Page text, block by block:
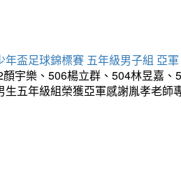
盃足球錦標賽 五年級男子組 亞軍
宇樂、506楊立群、504林昱嘉
五年級組榮獲亞軍感謝胤孝老師